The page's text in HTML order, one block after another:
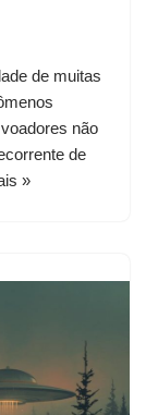
de muitas
não
de
»